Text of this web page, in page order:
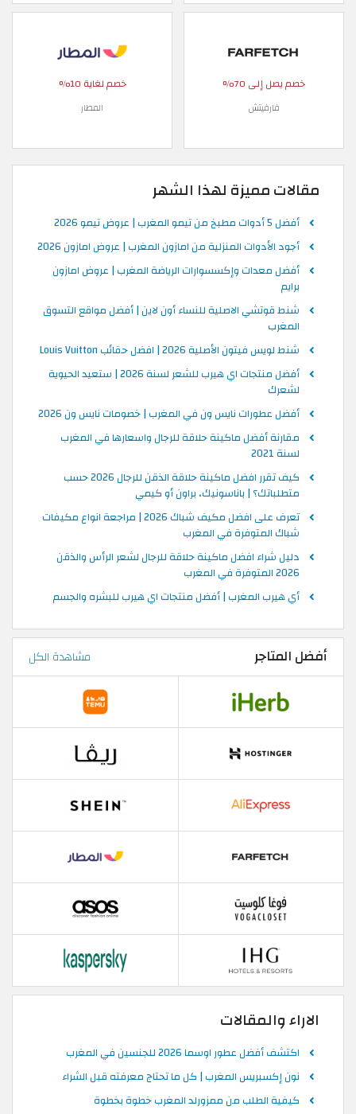
خصم يصل إلى 70%
فارفيتش
خصم لغاية 10%
المطار
مقالات مميزة لهذا الشهر
أفضل 5 أدوات مطبخ من تيمو المغرب | عروض تيمو 2026
أجود الأدوات المنزلية من امازون المغرب | عروض امازون 2026
أفضل معدات وإكسسوارات الرياضة المغرب | عروض امازون
برايم
شنط قوتشي الاصلية للنساء أون لاين | أفضل مواقع التسوق
المغرب
شنط لويس فيتون الأصلية 2026 | افضل حقائب Louis Vuitton
أفضل منتجات اي هيرب للشعر لسنة 2026 | ستعيد الحيوية
لشعرك
أفضل عطورات نايس ون في المغرب | خصومات نايس ون 2026
مقارنة أفضل ماكينة حلاقة للرجال واسعارها في المغرب
لسنة 2021
كيف تقرر افضل ماكينة حلاقة الذقن للرجال 2026 حسب
متطلباتك؟ | باناسونيك، براون أو كيمي
تعرف على افضل مكيف شباك 2026 | مراجعة انواع مكيفات
شباك المتوفرة في المغرب
دليل شراء افضل ماكينة حلاقة للرجال لشعر الرأس والذقن
2026 المتوفرة في المغرب
أي هيرب المغرب | أفضل منتجات اي هيرب للبشره والجسم
أفضل المتاجر مشاهدة الكل
الاراء والمقالات
اكتشف أفضل عطور اوسما 2026 للجنسين في المغرب
نون إكسبريس المغرب | كل ما تحتاج معرفته قبل الشراء
كيفية الطلب من ممزورلد المغرب خطوة بخطوة